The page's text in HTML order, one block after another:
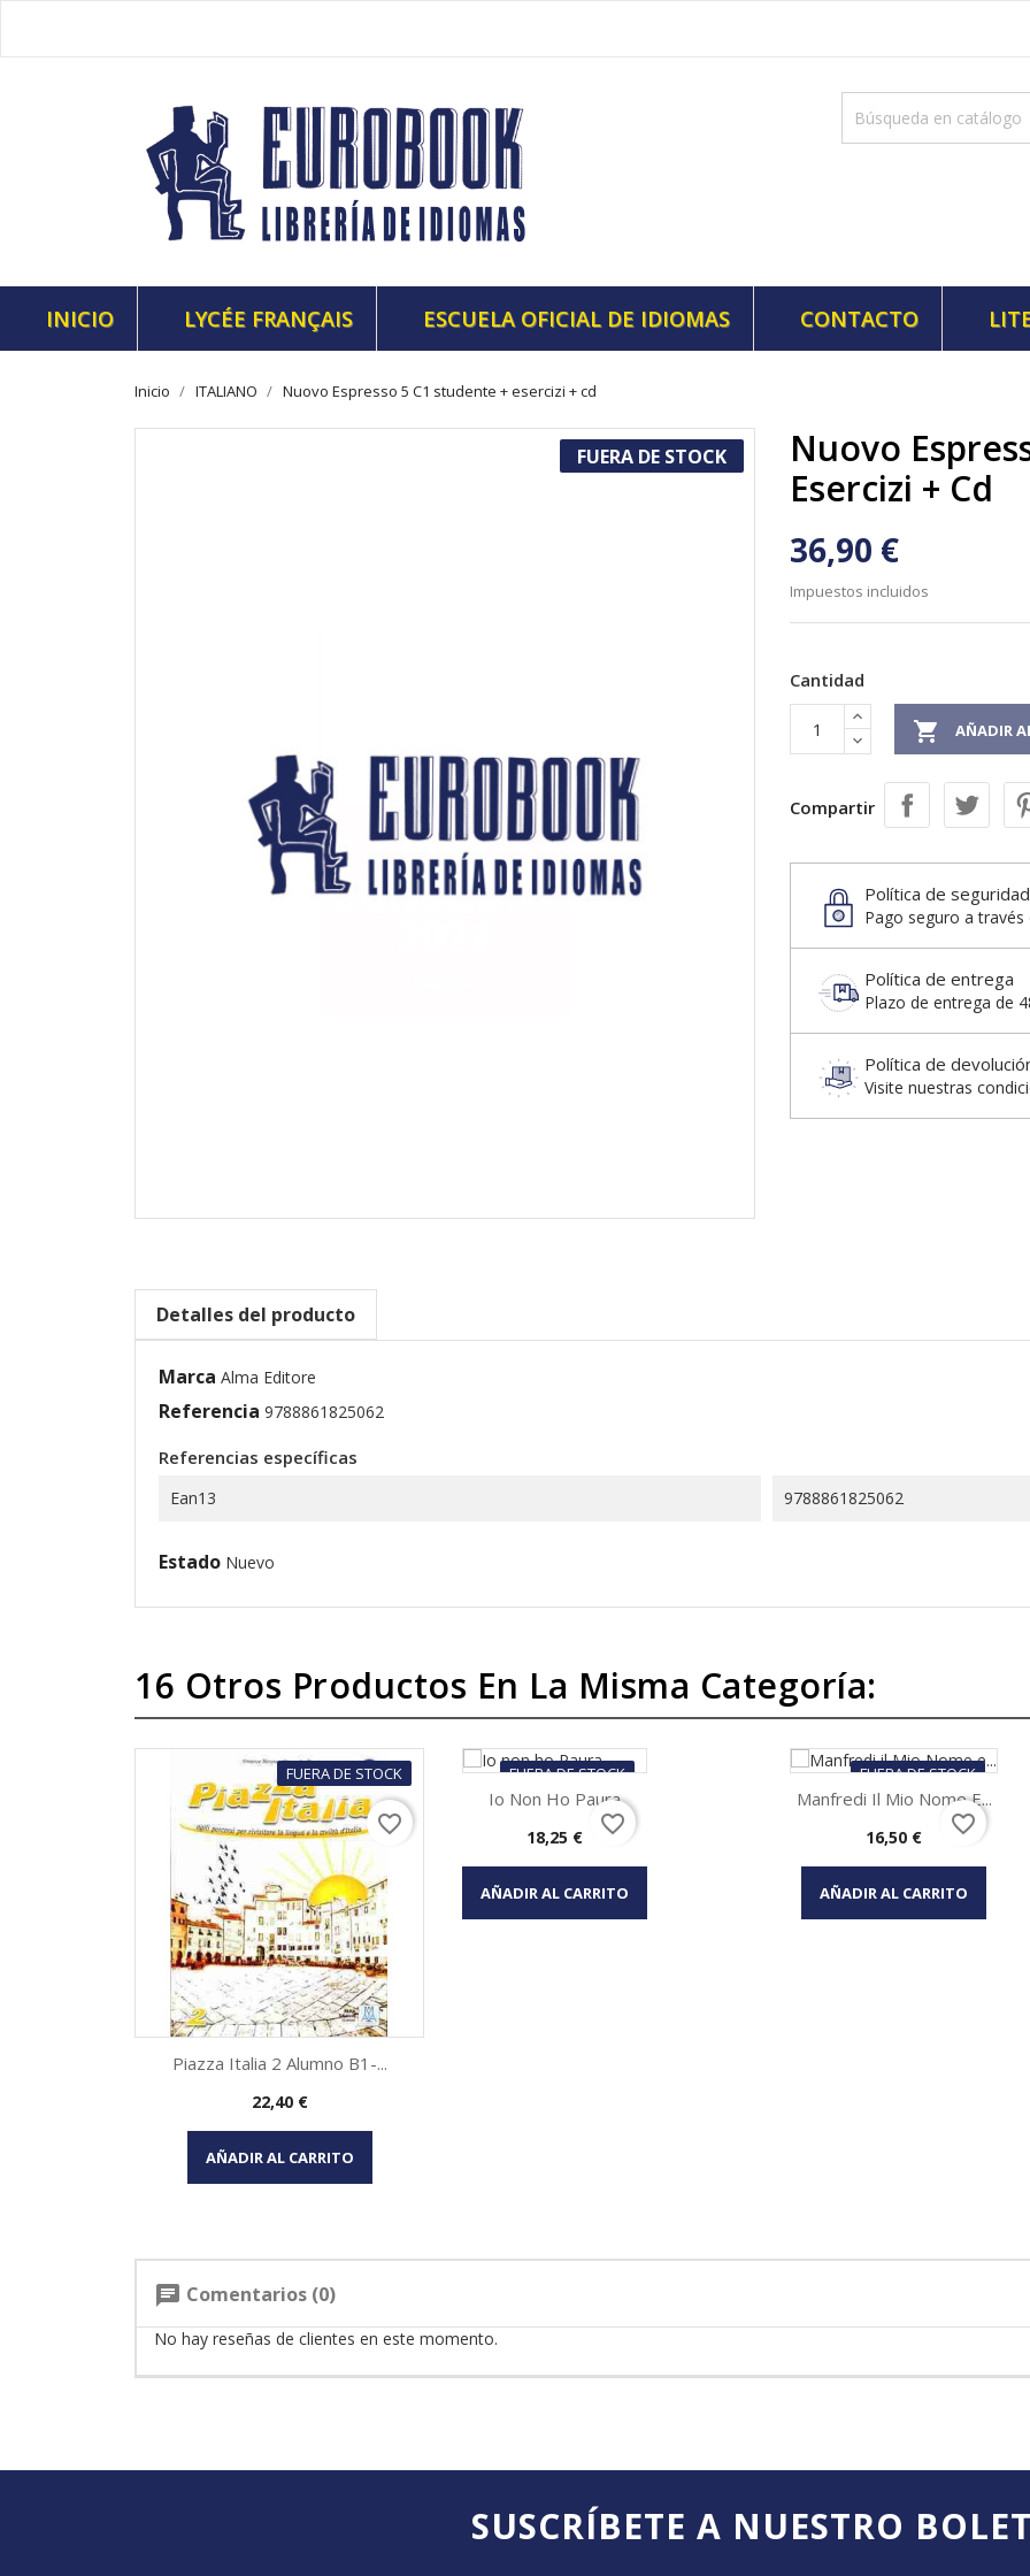
INICIO LYCÉE FRANÇAIS ESCUELA OFICIAL DE IDIOMAS CONTACTO
Inicio ITALIANO Nuovo Espresso 5 C1 studente + esercizi + cd
FUERA DE STOCK
Nuovo
Esercizi + Cd
36,90 €
Impuestos incluidos
Cantidad
 AÑADIR
Compartir
Política de seguridad
Pago seguro a través
Política de entrega
Plazo de entrega de
Política de
Visite nuestras
Detalles del producto
Marca Alma Editore
Referencia 9788861825062
Referencias específicas
Ean13 9788861825062
Estado Nuevo
16 Otros Productos En La Misma Categoría:
FUERA DE STOCK
Vista rápida
Piazza Italia 2 Alumno B1-...
Precio
22,40 €
AÑADIR AL CARRITO
favorite_border
FUERA DE STOCK
Vista rápida
Io Non Ho Paura
Precio
18,25 €
AÑADIR AL CARRITO
favorite_border
FUERA DE STOCK
Vista rápida
Manfredi Il Mio Nome E...
Precio
16,50 €
AÑADIR AL CARRITO
favorite_border
chat Comentarios (0)
No hay reseñas de clientes en este momento.
SUSCRÍBETE A NUESTRO